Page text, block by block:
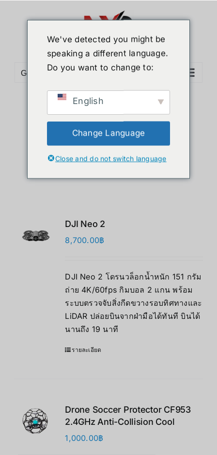
Go to...
Sort byDate
Show36 Products
DJI Neo 2
8,700.00฿
DJI Neo 2 โดรนวล็อกน้ำหนัก 151 กรัม
ถ่าย 4K/60fps กิมบอล 2 แกน พร้อม
ระบบตรวจจับสิ่งกีดขวางรอบทิศทางและ
LiDAR ปล่อยบินจากฝ่ามือได้ทันที บินได้
นานถึง 19 นาที
รายละเอียด
Drone Soccer Protector CF953
2.4GHz Anti-Collision Cool
1,000.00฿
We've detected you might be
speaking a different language.
Do you want to change to:
English
Change Language
Close and do not switch language